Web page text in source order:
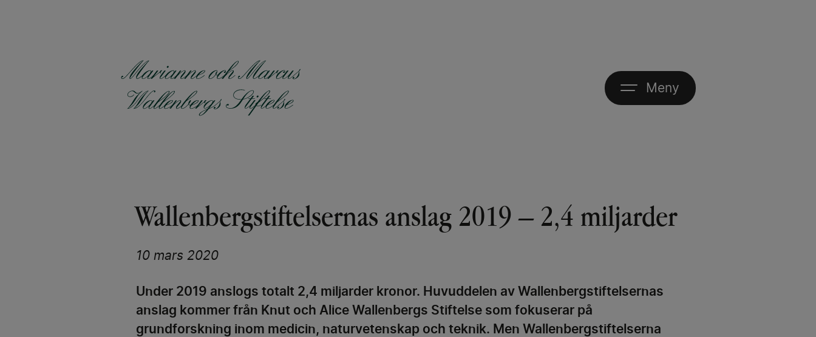
Meny
Wallenbergstiftelsernas anslag 2019 – 2,4 miljarder
10 mars 2020
Under 2019 anslogs totalt 2,4 miljarder kronor. Huvuddelen av Wallenbergstiftelsernas
anslag kommer från Knut och Alice Wallenbergs Stiftelse som fokuserar på
grundforskning inom medicin, naturvetenskap och teknik. Men Wallenbergstiftelserna